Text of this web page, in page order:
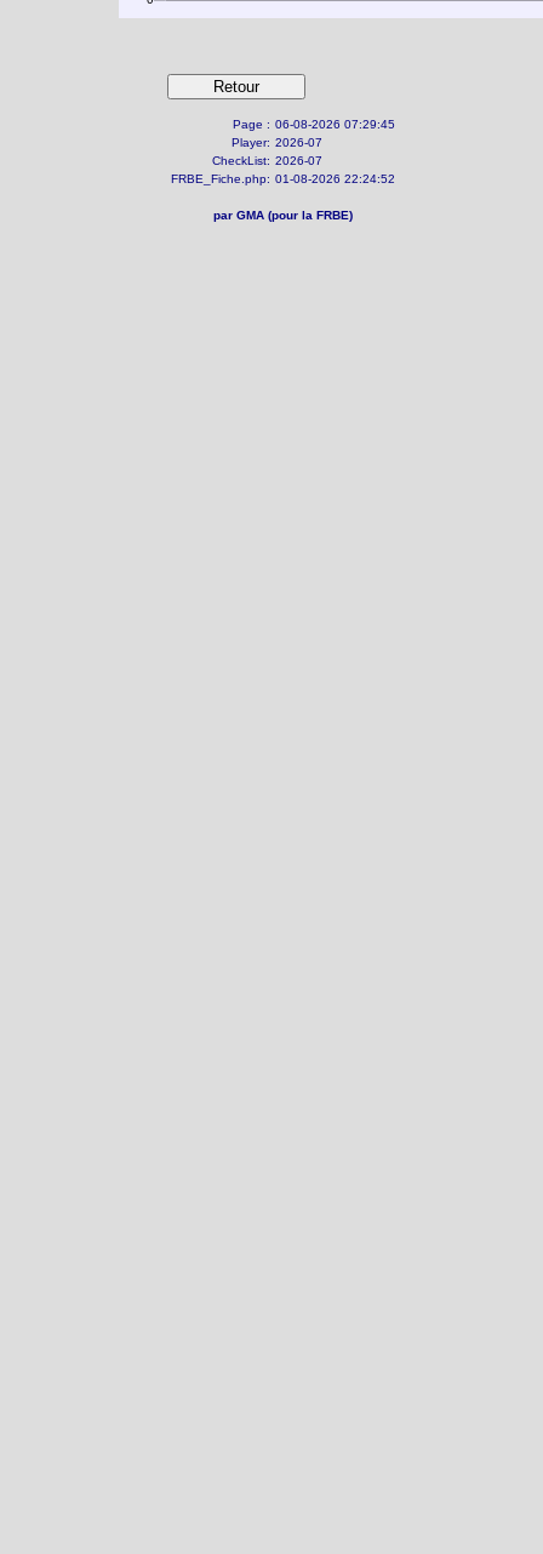
Page : 06-08-2026 07:29:45
Player: 2026-07
CheckList: 2026-07
FRBE_Fiche.php: 01-08-2026 22:24:52
par GMA (pour la FRBE)